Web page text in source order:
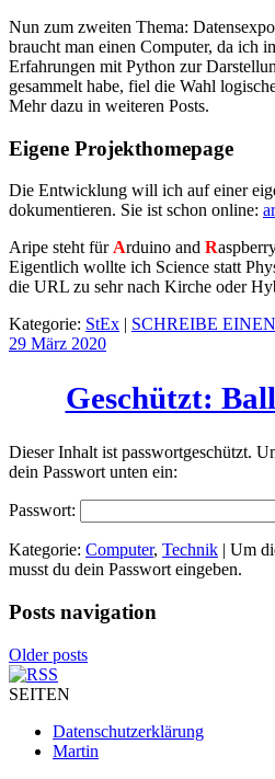
Nun zum zweiten Thema:
braucht man einen Computer, da ich
Erfahrungen mit Python zur
gesammelt habe, fiel die Wahl
Mehr dazu in weiteren Posts.
Eigene Projekthomepage
Die Entwicklung will ich auf einer
dokumentieren. Sie ist schon online:
Aripe steht für Arduino and R
Eigentlich wollte ich Science statt
die URL zu sehr nach Kirche oder
Kategorie: StEx | SCHREIBE
29 März 2020
Geschützt:
Dieser Inhalt ist passwortgeschützt.
dein Passwort unten ein:
Passwort:
Kategorie: Computer, Technik | Um
musst du dein Passwort eingeben.
Posts navigation
Older posts
SEITEN
Datenschutzerklärung
Martin